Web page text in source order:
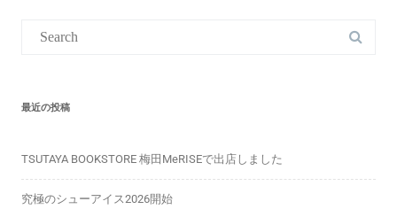
for:
最近の投稿
TSUTAYA BOOKSTORE 梅田MeRISEで出店しました
究極のシューアイス2026開始